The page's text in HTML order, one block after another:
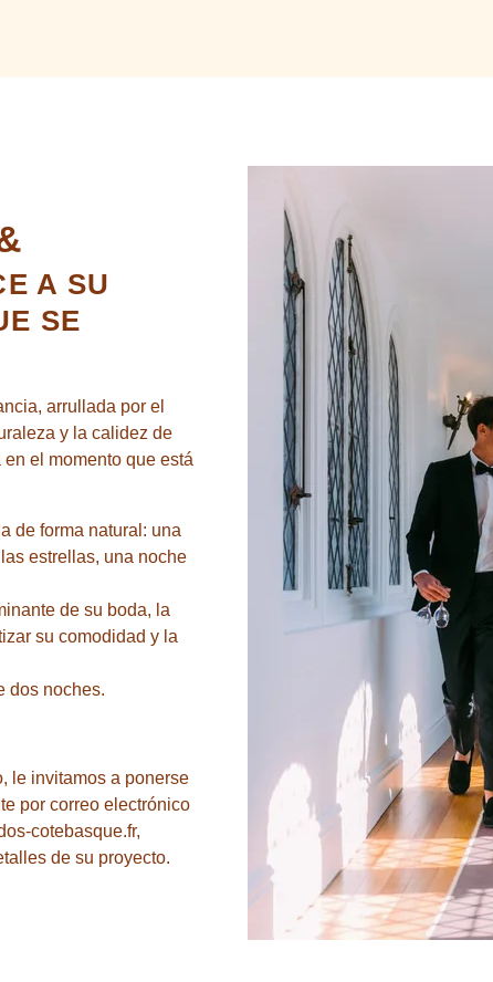
A SU
SE
arrullada por el
y la calidez de
el momento que está
de forma natural: una
estrellas, una noche
de su boda, la
su comodidad y la
dos noches.
le invitamos a ponerse
por correo electrónico
cotebasque.fr,
de su proyecto.